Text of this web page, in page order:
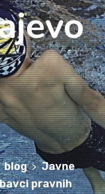
blog > Javne
pravnih